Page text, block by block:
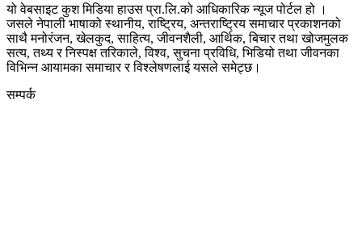
यो वेबसाइट कुश मिडिया हाउस प्रा.लि.को आधिकारिक न्यूज पोर्टल हो ।
जसले नेपाली भाषाको स्थानीय, राष्ट्रिय, अन्तराष्ट्रिय समाचार प्रकाशनको
साथै मनोरंजन, खेलकुद, साहित्य, जीवनशैली, आर्थिक, बिचार तथा खोजमुलक
सत्य, तथ्य र निस्पक्ष तरिकाले, विश्व, सुचना प्रविधि, भिडियो तथा जीवनका
विभिन्न आयामका समाचार र विश्लेषणलाई यसले समेट्छ।
सम्पर्क